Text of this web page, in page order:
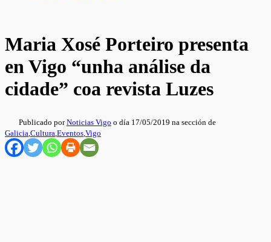
Maria Xosé Porteiro presenta
en Vigo “unha análise da
cidade” coa revista Luzes
Publicado porNoticias Vigo o día 17/05/2019 na sección de
Galicia,Cultura,Eventos,Vigo